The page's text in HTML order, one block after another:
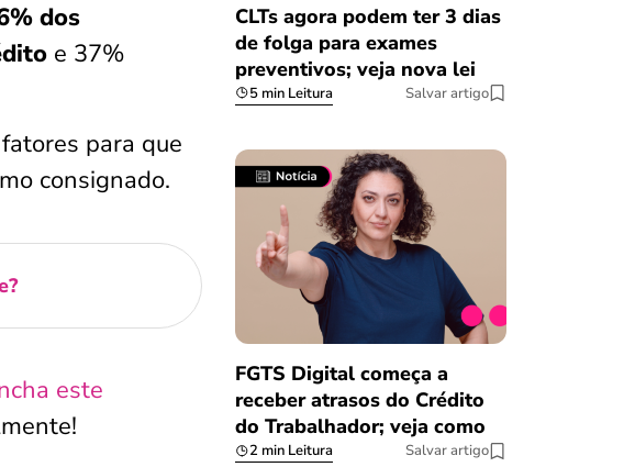
dos
e 37%
para que
consignado.
este
CLTs agora podem ter 3 dias
de folga para exames
preventivos; veja nova lei
5 min Leitura Salvar artigo
FGTS Digital começa a
receber atrasos do Crédito
do Trabalhador; veja como
2 min Leitura Salvar artigo